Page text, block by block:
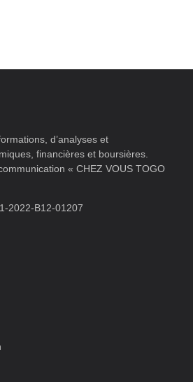
d’analyses et
financières et boursières.
« CHEZ VOUS TOGO
2022-B12-01207